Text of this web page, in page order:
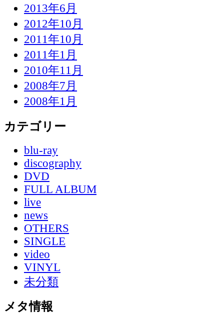
2013年6月
2012年10月
2011年10月
2011年1月
2010年11月
2008年7月
2008年1月
カテゴリー
blu-ray
discography
DVD
FULL ALBUM
live
news
OTHERS
SINGLE
video
VINYL
未分類
メタ情報